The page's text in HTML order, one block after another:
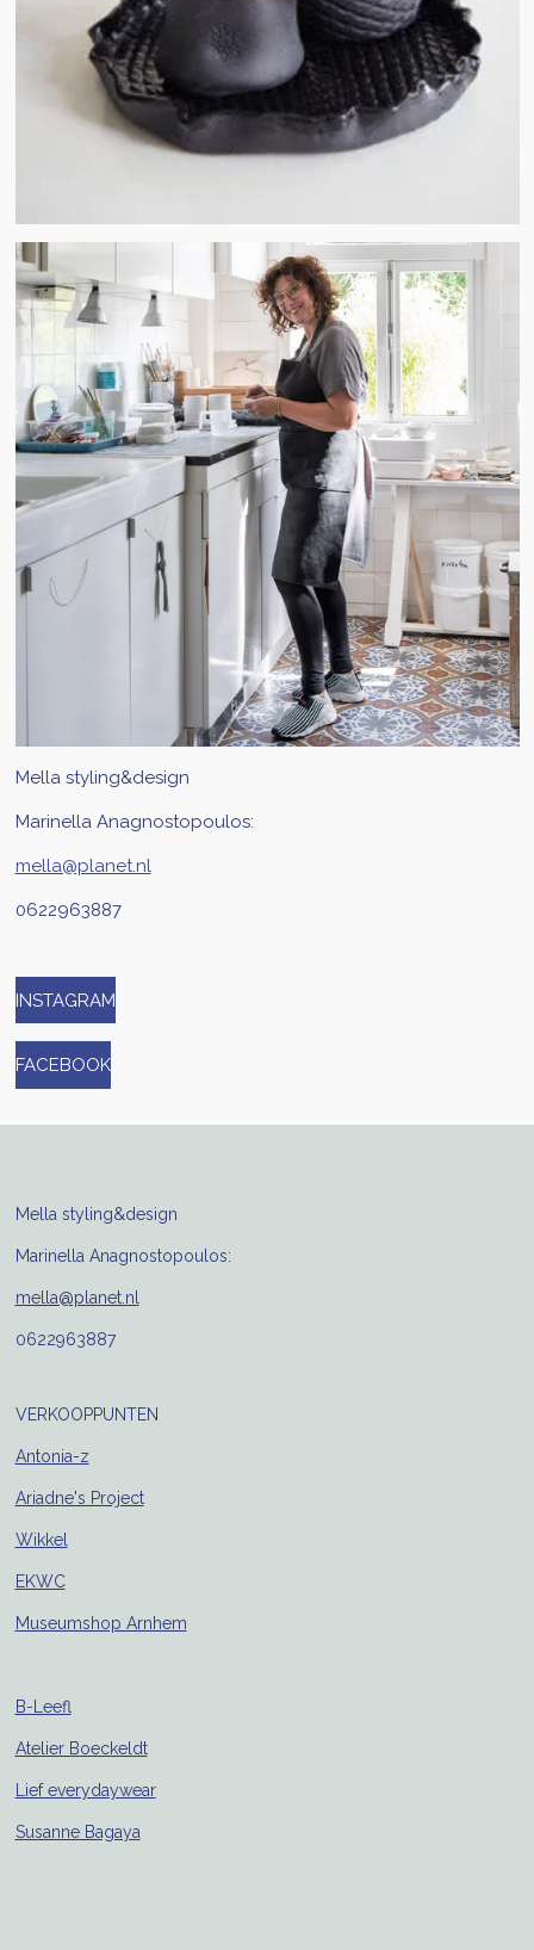
Mella styling&design
Marinella Anagnostopoulos:
mella@planet.nl
0622963887
INSTAGRAM
FACEBOOK
Mella styling&design
Marinella Anagnostopoulos:
mella@planet.nl
0622963887
VERKOOPPUNTEN
Antonia-z
Ariadne's Project
Wikkel
EKWC
Museumshop Arnhem
B-Leefl
Atelier Boeckeldt
Lief everydaywear
Susanne Bagaya